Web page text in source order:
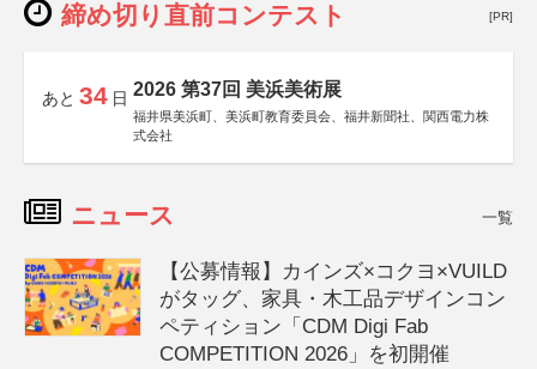
締め切り直前コンテスト [PR]
あと 34 日 2026 第37回 美浜美術展
福井県美浜町、美浜町教育委員会、福井新聞社、関西電力株
式会社
ニュース 一覧
【公募情報】カインズ×コクヨ×VUILD
がタッグ、家具・木工品デザインコン
ペティション「CDM Digi Fab
COMPETITION 2026」を初開催